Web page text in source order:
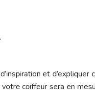
et
coiffeur sera en